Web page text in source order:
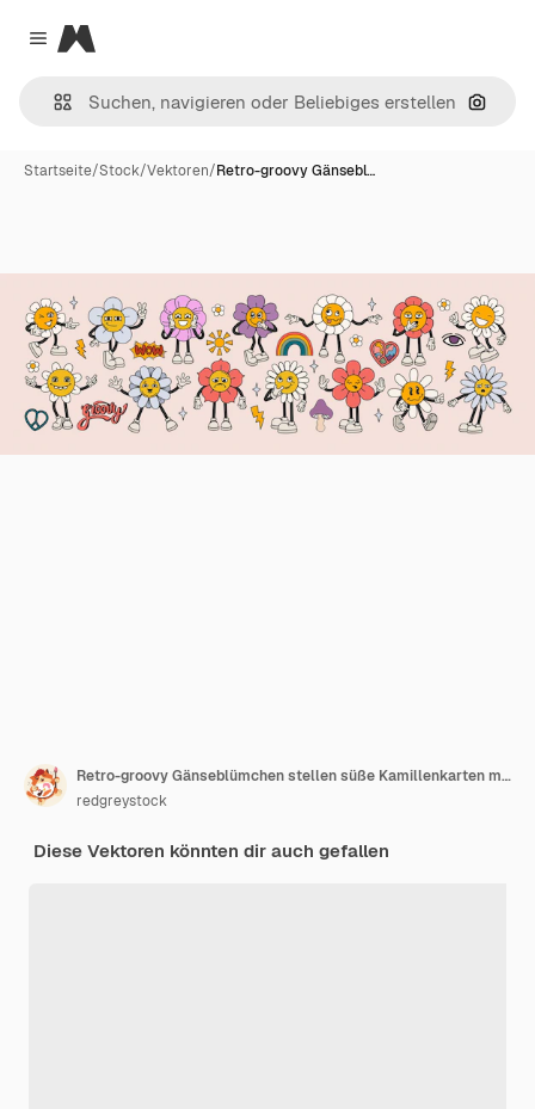
Close menu
Magnific
Nach
Startseite/Stock/Vektoren/Retro-groovy Gänsebl…
Retro-groovy Gänseblümchen stellen süße Kamillenkarten mit verschiedenen Emotionen, Gesten und Haltungen vor
redgreystock
Diese Vektoren könnten dir auch gefallen